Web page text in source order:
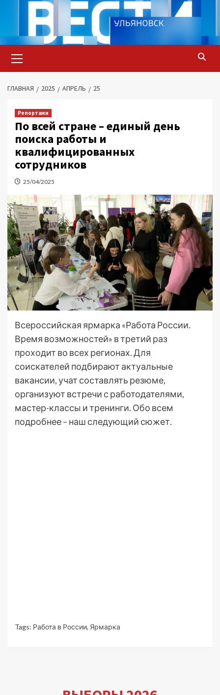
содержимому
меню
ГЛАВНАЯ 2025 АПРЕЛЬ 25
Репортажи
По всей стране – единый день
поиска работы и
квалифицированных
сотрудников
25/04/2025
Всероссийская ярмарка «Работа России.
Время возможностей» в третий раз
проходит во всех регионах. Для
соискателей подбирают актуальные
вакансии, учат составлять резюме,
организуют встречи с работодателями,
мастер-классы и тренинги. Обо всем
подробнее – наш следующий сюжет.
Tags: Работа в России, Ярмарка